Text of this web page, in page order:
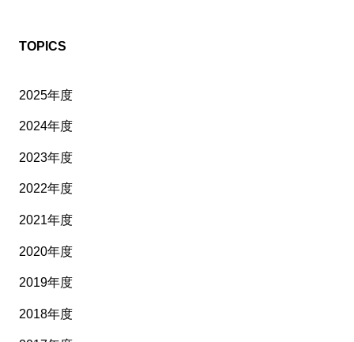
TOPICS
2025年度
2024年度
2023年度
2022年度
2021年度
2020年度
2019年度
2018年度